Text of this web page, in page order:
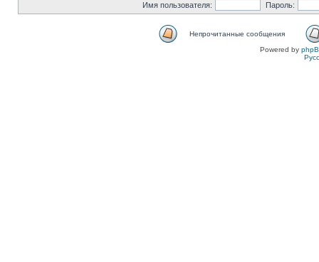
Имя пользователя: Пароль:
Непрочитанные сообщения
Powered by